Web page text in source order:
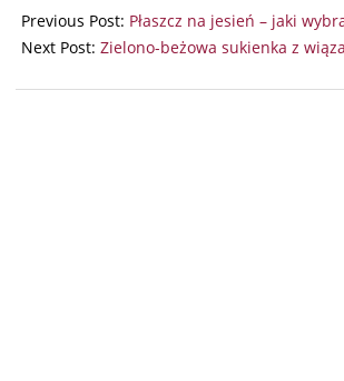
07-
01
Previous Post: Płaszcz na jesień – jaki
Next Post: Zielono-beżowa sukienka z